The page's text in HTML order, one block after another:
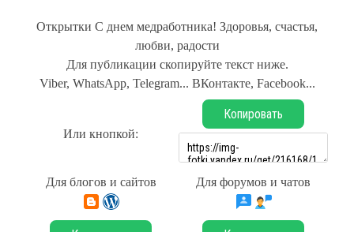
Открытки С днем медработника! Здоровья, счастья,
любви, радости
Для публикации скопируйте текст ниже.
Viber, WhatsApp, Telegram... ВКонтакте, Facebook...
Или кнопкой:
Копировать
Для блогов и сайтов Для форумов и чатов